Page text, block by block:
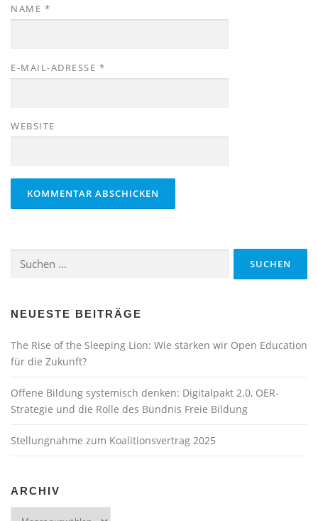
NAME *
E-MAIL-ADRESSE *
WEBSITE
nach:
NEUESTE BEITRÄGE
The Rise of the Sleeping Lion: Wie stärken wir Open Education
für die Zukunft?
Offene Bildung systemisch denken: Digitalpakt 2.0, OER-
Strategie und die Rolle des Bündnis Freie Bildung
Stellungnahme zum Koalitionsvertrag 2025
ARCHIV